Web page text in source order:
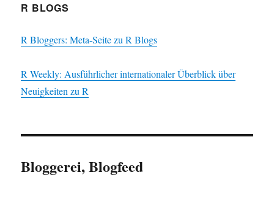
R BLOGS
R Bloggers: Meta-Seite zu R Blogs
R Weekly: Ausführlicher internationaler Überblick über
Neuigkeiten zu R
Bloggerei, Blogfeed